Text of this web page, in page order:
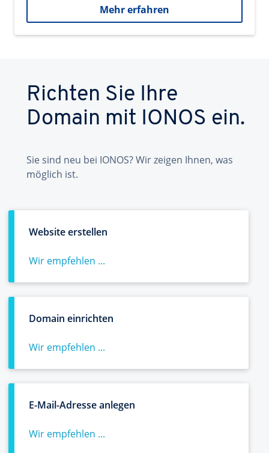
Mehr erfahren
Richten Sie Ihre
Domain mit IONOS ein.
Sie sind neu bei IONOS? Wir zeigen Ihnen, was
möglich ist.
Website erstellen
Wir empfehlen ...
Domain einrichten
Wir empfehlen ...
E-Mail-Adresse anlegen
Wir empfehlen ...